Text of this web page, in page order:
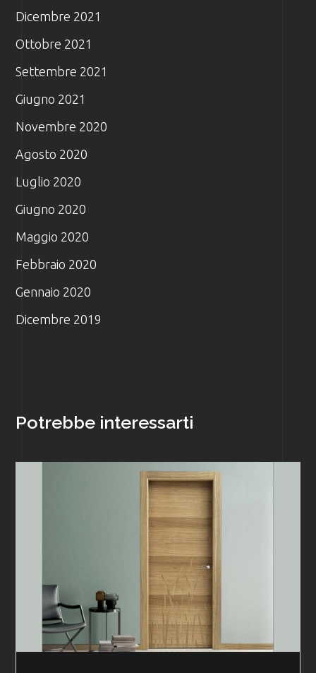
Dicembre 2021
Ottobre 2021
Settembre 2021
Giugno 2021
Novembre 2020
Agosto 2020
Luglio 2020
Giugno 2020
Maggio 2020
Febbraio 2020
Gennaio 2020
Dicembre 2019
Potrebbe interessarti